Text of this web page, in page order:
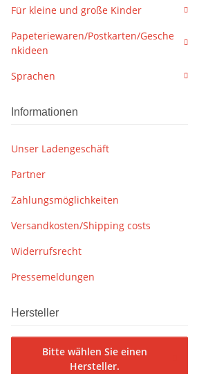
Für kleine und große Kinder
Papeteriewaren/Postkarten/Gesche
nkideen
Sprachen
Informationen
Unser Ladengeschäft
Partner
Zahlungsmöglichkeiten
Versandkosten/Shipping costs
Widerrufsrecht
Pressemeldungen
Hersteller
Bitte wählen Sie einen
Hersteller.